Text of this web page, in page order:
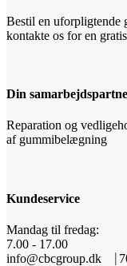
Bestil en uforpligtende
kontakte os for en
Din
Reparation og
af gummibelægning
Kundeservice
Mandag til fredag:
7.00 - 17.00
info@cbcgroup.dk ⎹